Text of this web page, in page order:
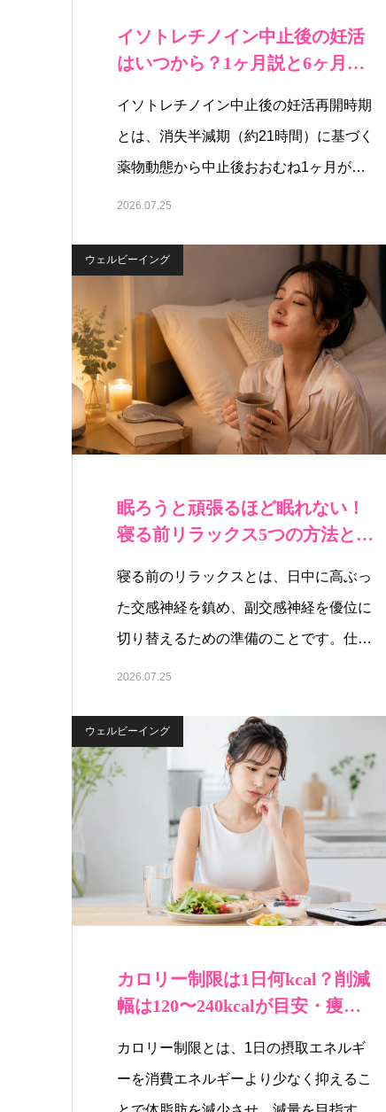
イソトレチノイン中止後の妊活
はいつから？1ヶ月説と6ヶ月説
イソトレチノイン中止後の妊活再開時期
とは、消失半減期（約21時間）に基づく
薬物動態から中止後おおむね1ヶ月が
国…
2026.07.25
ウェルビーイング
眠ろうと頑張るほど眠れない！
寝る前リラックス5つの方法と逆
寝る前のリラックスとは、日中に高ぶっ
た交感神経を鎮め、副交感神経を優位に
切り替えるための準備のことです。仕事
や…
2026.07.25
ウェルビーイング
カロリー制限は1日何kcal？削減
幅は120〜240kcalが目安・痩…
カロリー制限とは、1日の摂取エネルギ
ーを消費エネルギーより少なく抑えるこ